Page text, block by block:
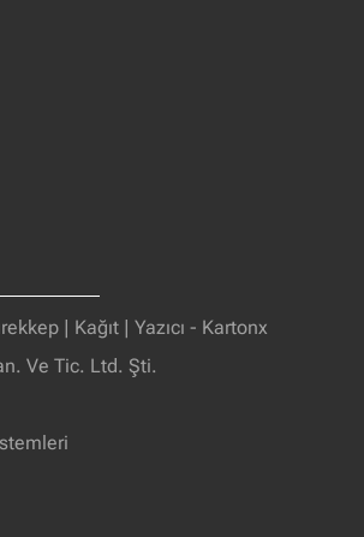
| Kağıt | Yazıcı - Kartonx
Ve Tic. Ltd. Şti.